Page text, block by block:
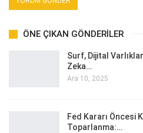
ÖNE ÇIKAN GÖNDERILER
Surf, Dijital
Zeka…
Ara 10, 2025
Fed Kararı Öncesi
Toparlanma:…